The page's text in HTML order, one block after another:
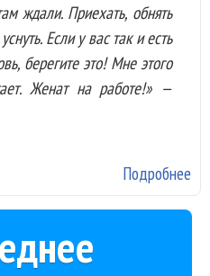
ждали. Приехать, обнять
Если у вас так и есть
берегите это! Мне этого
Женат на работе!» —
Подробнее